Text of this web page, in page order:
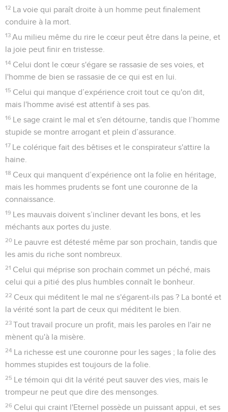
12 La voie qui paraît droite à un homme peut finalement
conduire à la mort.
13 Au milieu même du rire le cœur peut être dans la peine, et
la joie peut finir en tristesse.
14 Celui dont le cœur s'égare se rassasie de ses voies, et
l'homme de bien se rassasie de ce qui est en lui.
15 Celui qui manque d’expérience croit tout ce qu'on dit,
mais l'homme avisé est attentif à ses pas.
16 Le sage craint le mal et s'en détourne, tandis que l’homme
stupide se montre arrogant et plein d’assurance.
17 Le colérique fait des bêtises et le conspirateur s'attire la
haine.
18 Ceux qui manquent d’expérience ont la folie en héritage,
mais les hommes prudents se font une couronne de la
connaissance.
19 Les mauvais doivent s’incliner devant les bons, et les
méchants aux portes du juste.
20 Le pauvre est détesté même par son prochain, tandis que
les amis du riche sont nombreux.
21 Celui qui méprise son prochain commet un péché, mais
celui qui a pitié des plus humbles connaît le bonheur.
22 Ceux qui méditent le mal ne s'égarent-ils pas ? La bonté et
la vérité sont la part de ceux qui méditent le bien.
23 Tout travail procure un profit, mais les paroles en l'air ne
mènent qu'à la misère.
24 La richesse est une couronne pour les sages ; la folie des
hommes stupides est toujours de la folie.
25 Le témoin qui dit la vérité peut sauver des vies, mais le
trompeur ne peut que dire des mensonges.
26 Celui qui craint l'Eternel possède un puissant appui, et ses